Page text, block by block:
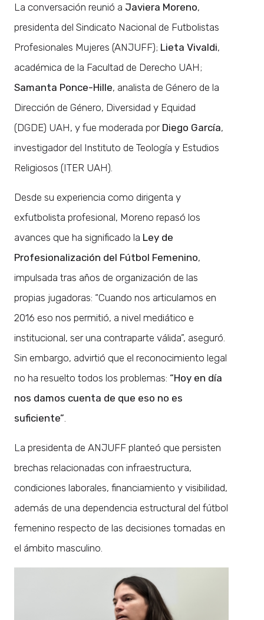
La conversación reunió a Javiera Moreno,
presidenta del Sindicato Nacional de Futbolistas
Profesionales Mujeres (ANJUFF); Lieta Vivaldi,
académica de la Facultad de Derecho UAH;
Samanta Ponce-Hille, analista de Género de la
Dirección de Género, Diversidad y Equidad
(DGDE) UAH, y fue moderada porDiego García,
investigador del Instituto de Teología y Estudios
Religiosos (ITER UAH).
Desde su experiencia como dirigenta y
exfutbolista profesional, Moreno repasó los
avances que ha significado la Ley de
Profesionalización del Fútbol Femenino,
impulsada tras años de organización de las
propias jugadoras: “Cuando nos articulamos en
2016 eso nos permitió, a nivel mediático e
institucional, ser una contraparte válida”, aseguró.
Sin embargo, advirtió que el reconocimiento legal
no ha resuelto todos los problemas: “Hoy en día
nos damos cuenta de que eso no es
suficiente”
La presidenta de ANJUFF planteó que persisten
brechas relacionadas con infraestructura,
condiciones laborales, financiamiento y visibilidad,
además de una dependencia estructural del fútbol
femenino respecto de las decisiones tomadas en
el ámbito masculino.